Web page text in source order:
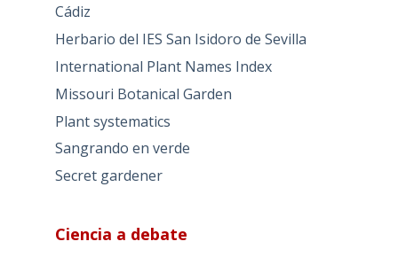
Cádiz
Herbario del IES San Isidoro de Sevilla
International Plant Names Index
Missouri Botanical Garden
Plant systematics
Sangrando en verde
Secret gardener
Ciencia a debate